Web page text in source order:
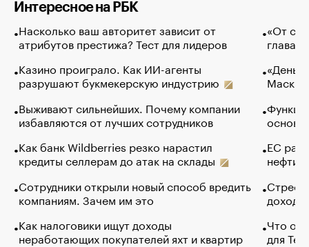
Интересное на РБК
Насколько ваш авторитет зависит от
атрибутов престижа? Тест для лидеров
Казино проиграло. Как ИИ-агенты
разрушают букмекерскую индустрию
Выживают сильнейших. Почему компании
избавляются от лучших сотрудников
Как банк Wildberries резко нарастил
кредиты селлерам до атак на склады
Сотрудники открыли новый способ вредить
компаниям. Зачем им это
Как налоговики ищут доходы
неработающих покупателей яхт и квартир
«От
глава
Маск в
основ
ЕС
нефти
Что
для